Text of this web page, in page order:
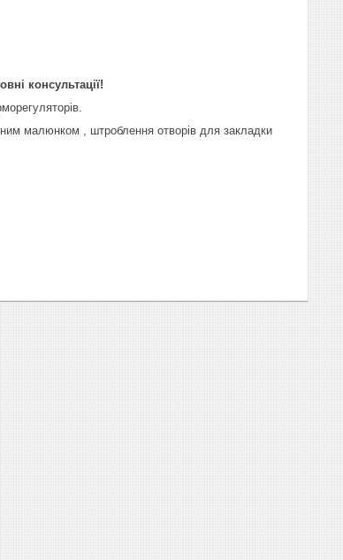
консультації!
малюнком , штроблення отворів для закладки